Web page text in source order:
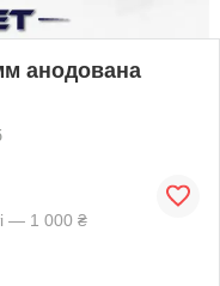
анодована
— 1 000 ₴